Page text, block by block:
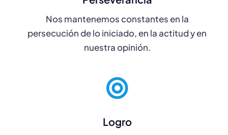
Nos mantenemos constantes en la
persecución de lo iniciado, en la actitud y en
nuestra opinión.
Logro